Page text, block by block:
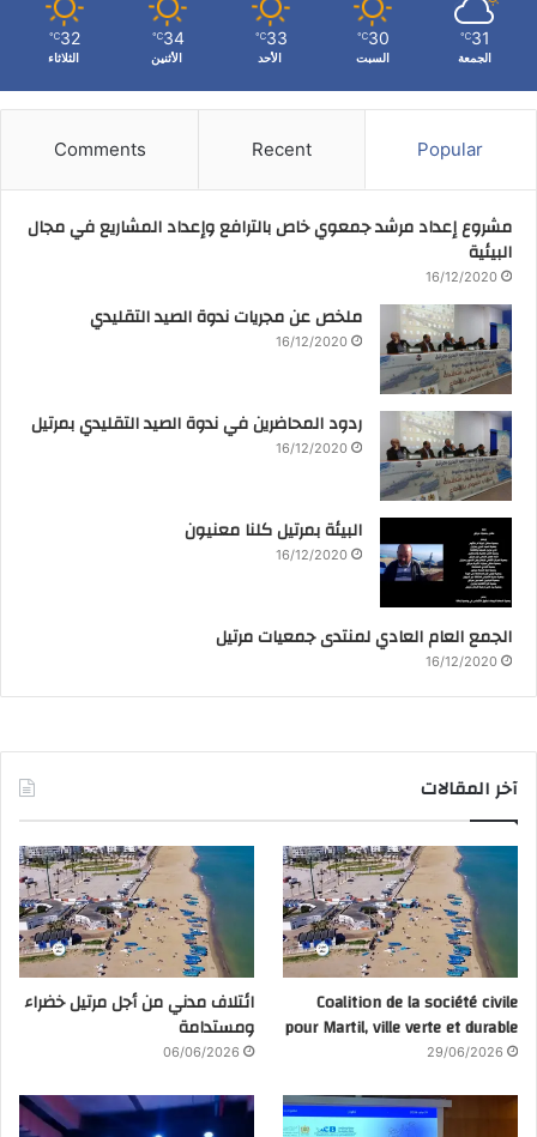
31
℃
الجمعة
30
℃
السبت
33
℃
الأحد
34
℃
الأثنين
32
℃
الثلاثاء
Popular
Recent
Comments
مشروع إعداد مرشد جمعوي خاص بالترافع وإعداد المشاريع في مجال
البيئية
16/12/2020
ملخص عن مجريات ندوة الصيد التقليدي
16/12/2020
ردود المحاضرين في ندوة الصيد التقليدي بمرتيل
16/12/2020
البيئة بمرتيل كلنا معنيون
16/12/2020
الجمع العام العادي لمنتدى جمعيات مرتيل
16/12/2020
آخر المقالات
Coalition de la société civile
pour Martil, ville verte et durable
29/06/2026
ائتلاف مدني من أجل مرتيل خضراء
ومستدامة
06/06/2026